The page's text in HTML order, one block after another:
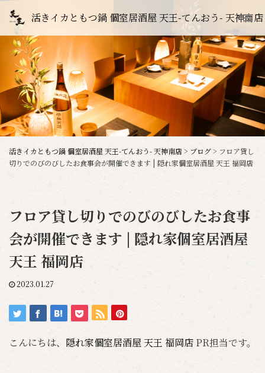
活きイカともつ鍋 個室居酒屋 天王-てんおう- 天神南店
活きイカともつ鍋 個室居酒屋 天王-てんおう- 天神南店> ブログ> フロア貸し
切りでのびのびしたお食事会が開催できます | 隠れ家個室居酒屋 天王 福岡店
フロア貸し切りでのびのびしたお食事
会が開催できます | 隠れ家個室居酒屋
天王 福岡店
2023.01.27
こんにちは、 隠れ家個室居酒屋 天王 福岡店 PR担当です。